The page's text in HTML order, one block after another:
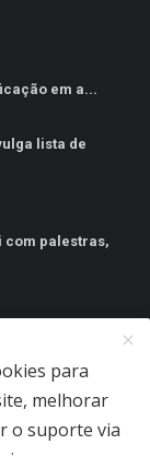
em a...
lista de
com palestras,
para
melhorar
o suporte via